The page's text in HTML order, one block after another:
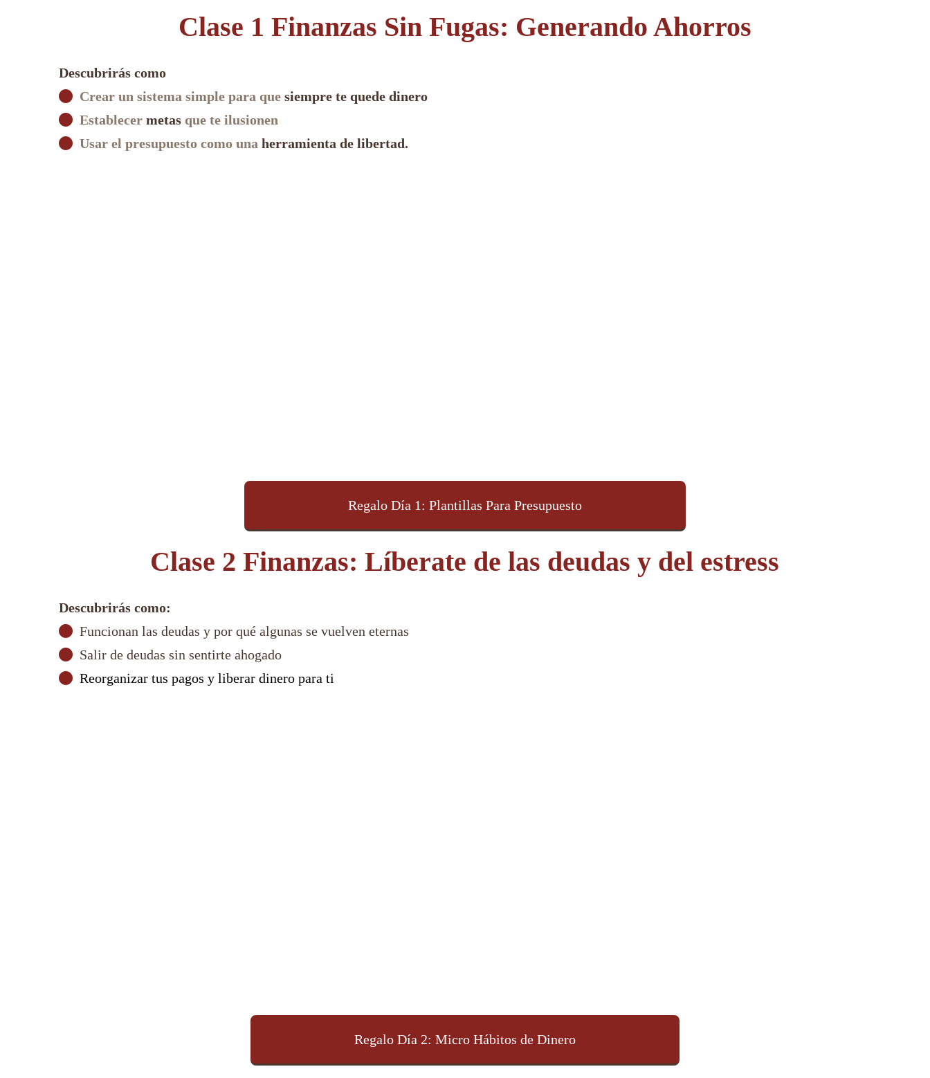
Clase 1 Finanzas Sin Fugas: Generando Ahorros
Descubrirás como
Crear un sistema simple para que siempre te quede dinero
Establecer metas que te ilusionen
Usar el presupuesto como una herramienta de libertad.
Regalo Día 1: Plantillas Para Presupuesto
Clase 2 Finanzas: Líberate de las deudas y del estress
Descubrirás como:
Funcionan las deudas y por qué algunas se vuelven eternas
Salir de deudas sin sentirte ahogado
Reorganizar tus pagos y liberar dinero para ti
Regalo Día 2: Micro Hábitos de Dinero